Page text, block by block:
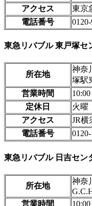
アクセス
東京
電話番号
東急リバブル 東戸塚セ
所在地
神奈
塚駅
営業時間
定休日
火曜
アクセス
JR横
電話番号
東急リバブル 日吉セン
所在地
神奈
営業時間